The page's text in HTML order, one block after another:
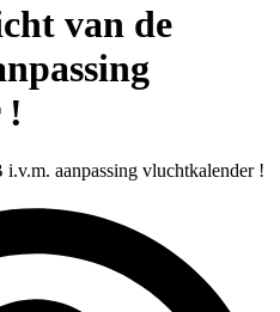
van de
!
aanpassing vluchtkalender !